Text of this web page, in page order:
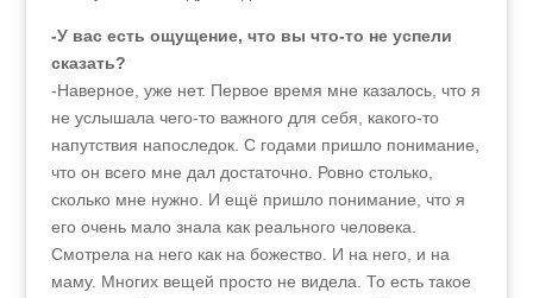
-У вас есть ощущение, что вы что-то не успели
сказать?
-Наверное, уже нет. Первое время мне казалось, что я
не услышала чего-то важного для себя, какого-то
напутствия напоследок. С годами пришло понимание,
что он всего мне дал достаточно. Ровно столько,
сколько мне нужно. И ещё пришло понимание, что я
его очень мало знала как реального человека.
Смотрела на него как на божество. И на него, и на
маму. Многих вещей просто не видела. То есть такое